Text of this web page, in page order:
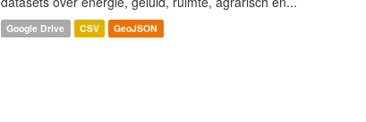
Google Drive CSV GeoJSON